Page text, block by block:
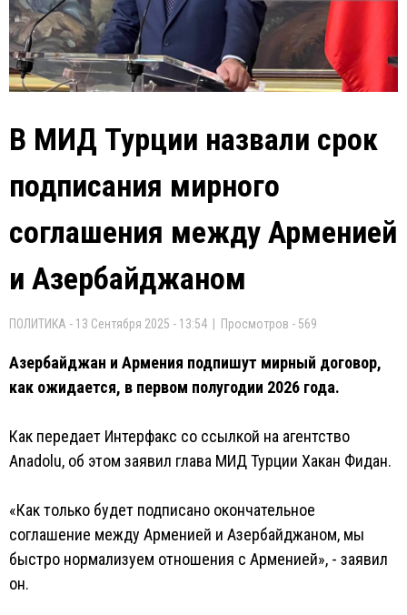
В МИД Турции назвали срок
подписания мирного
соглашения между Арменией
и Азербайджаном
ПОЛИТИКА - 13 Сентября 2025 - 13:54 | Просмотров - 569
Азербайджан и Армения подпишут мирный договор,
как ожидается, в первом полугодии 2026 года.
Как передает Интерфакс со ссылкой на агентство
Anadolu, об этом заявил глава МИД Турции Хакан Фидан.
«Как только будет подписано окончательное
соглашение между Арменией и Азербайджаном, мы
быстро нормализуем отношения с Арменией», - заявил
он.